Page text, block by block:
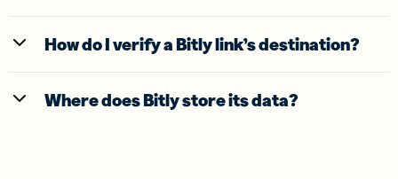
How do I verify a Bitly link’s destination?
Where does Bitly store its data?